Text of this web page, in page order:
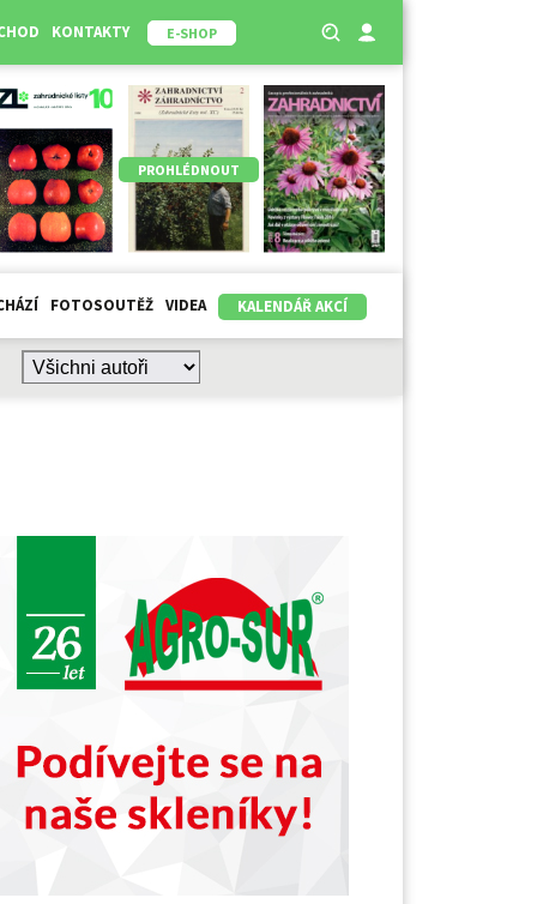
KONTAKTY E-SHOP
PROHLÉDNOUT
FOTOSOUTĚŽ VIDEA KALENDÁŘ AKCÍ